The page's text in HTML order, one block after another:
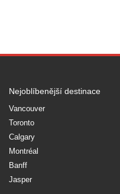
Nejoblíbenější destinace
Vancouver
Toronto
Calgary
Montréal
Banff
Jasper